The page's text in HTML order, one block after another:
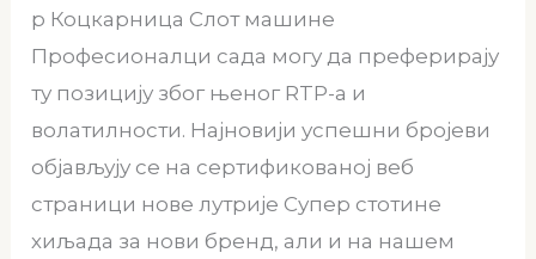
p Коцкарница Слот машине
Професионалци сада могу да преферирају
ту позицију због њеног RTP-а и
волатилности. Најновији успешни бројеви
објављују се на сертификованој веб
страници нове лутрије Супер стотине
хиљада за нови бренд, али и на нашем